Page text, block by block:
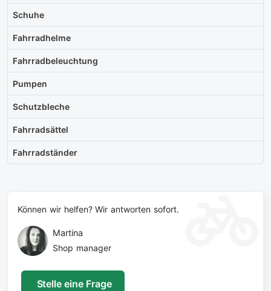
Schuhe
Fahrradhelme
Fahrradbeleuchtung
Pumpen
Schutzbleche
Fahrradsättel
Fahrradständer
Können wir helfen? Wir antworten sofort.
Martina
Shop manager
Stelle eine Frage